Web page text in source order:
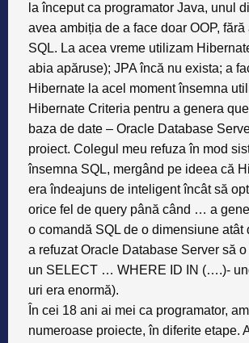
la început ca programator Java, unul
avea ambiția de a face doar OOP,
SQL. La acea vreme utilizam
abia apăruse); JPA încă nu exista; a
Hibernate la acel moment însemna
Hibernate Criteria pentru a genera
baza de date – Oracle Database
proiect. Colegul meu refuza în mod
însemna SQL, mergând pe ideea că
era îndeajuns de inteligent încât să
orice fel de query până când … a
o comandă SQL de o dimensiune atât
a refuzat Oracle Database Server să
un SELECT … WHERE ID IN (….)-
uri era enormă).
În cei 18 ani ai mei ca programator,
numeroase proiecte, în diferite etape.